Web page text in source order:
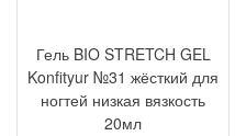
Гель BIO STRETCH GEL
Konfityur №31 жёсткий для
ногтей низкая вязкость
20мл